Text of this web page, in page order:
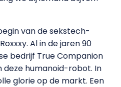
van de sekstech-
Al in de jaren 90
bedrijf True Companion
humanoid-robot. In
glorie op de markt. Een